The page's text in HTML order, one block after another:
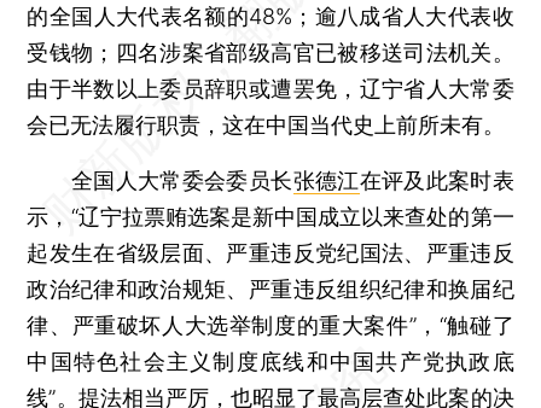
的全国人大代表名额的48%；逾八成省人大代表收
受钱物；四名涉案省部级高官已被移送司法机关。
由于半数以上委员辞职或遭罢免，辽宁省人大常委
会已无法履行职责，这在中国当代史上前所未有。
全国人大常委会委员长张德江在评及此案时表
示，“辽宁拉票贿选案是新中国成立以来查处的第一
起发生在省级层面、严重违反党纪国法、严重违反
政治纪律和政治规矩、严重违反组织纪律和换届纪
律、严重破坏人大选举制度的重大案件”，“触碰了
中国特色社会主义制度底线和中国共产党执政底
线”。提法相当严厉，也昭显了最高层查处此案的决